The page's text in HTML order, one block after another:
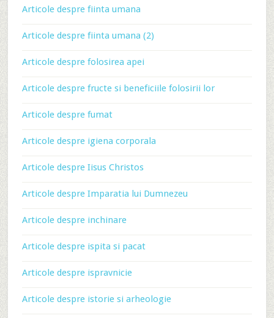
Articole despre fiinta umana
Articole despre fiinta umana (2)
Articole despre folosirea apei
Articole despre fructe si beneficiile folosirii lor
Articole despre fumat
Articole despre igiena corporala
Articole despre Iisus Christos
Articole despre Imparatia lui Dumnezeu
Articole despre inchinare
Articole despre ispita si pacat
Articole despre ispravnicie
Articole despre istorie si arheologie